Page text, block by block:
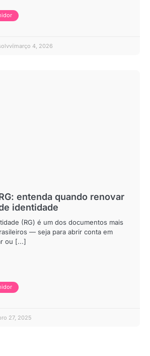
março 4, 2026
entenda quando renovar
identidade
(RG) é um dos documentos mais
— seja para abrir conta em
ou [...]
27, 2025